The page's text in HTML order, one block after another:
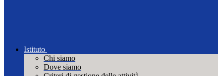
Istituto
Chi siamo
Dove siamo